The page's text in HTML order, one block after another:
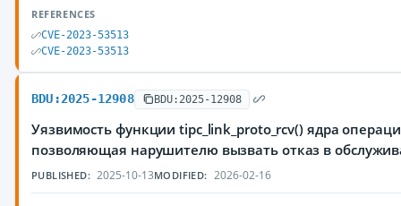
REFERENCES
CVE-2023-53513
CVE-2023-53513
BDU:2025-12908 BDU:2025-12908
Уязвимость функции tipc_link_proto_rcv() ядра
позволяющая нарушителю вызвать отказ в
PUBLISHED: 2025-10-13MODIFIED: 2026-02-16